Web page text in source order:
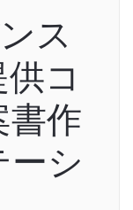
ンス
コ
作
ーシ